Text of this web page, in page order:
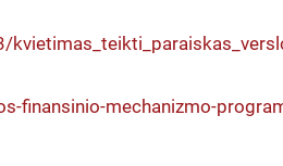
finansinio-mechanizmo-